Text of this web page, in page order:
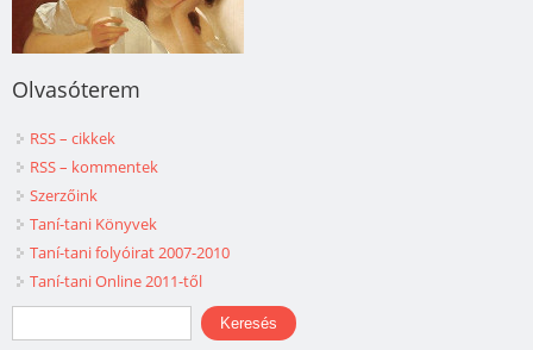
Olvasóterem
RSS – cikkek
RSS – kommentek
Szerzőink
Taní-tani Könyvek
Taní-tani folyóirat 2007-2010
Taní-tani Online 2011-től
Keresés űrlap
Keresés